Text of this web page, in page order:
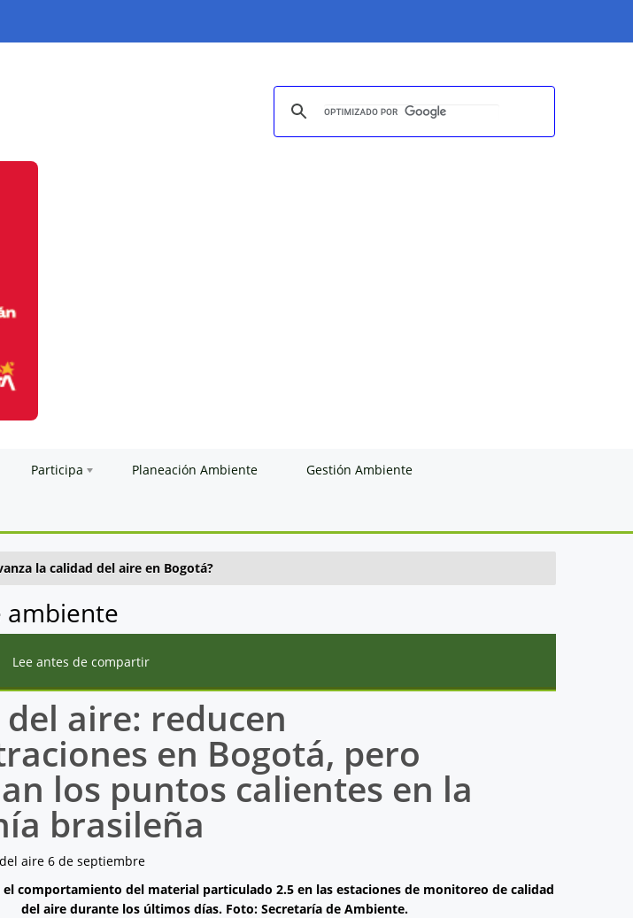
Participa Planeación Ambiente Gestión Ambiente
la calidad del aire en Bogotá?
ambiente
Lee antes de compartir
aire: reducen
en Bogotá, pero
los puntos calientes en la
brasileña
comportamiento del material particulado 2.5 en las estaciones de monitoreo de calidad
del aire durante los últimos días. Foto: Secretaría de Ambiente.